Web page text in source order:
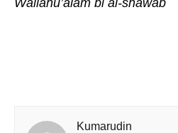
Kumarudin